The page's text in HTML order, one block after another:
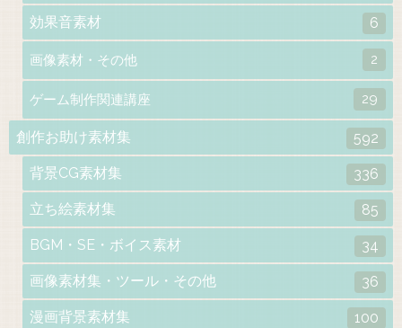
効果音素材 6
画像素材・その他 2
ゲーム制作関連講座 29
創作お助け素材集 592
背景CG素材集 336
立ち絵素材集 85
BGM・SE・ボイス素材 34
画像素材集・ツール・その他 36
漫画背景素材集 100